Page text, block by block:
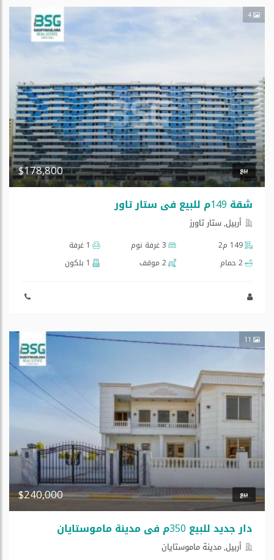
4
بيع $178,800
شقة 149م للبیع فی ستار تاور
أربيل, ستار تاورز
149 م2 3 غرفة نوم
1 غرفة
2 حمام
2 موقف 1 بلكون
11
بيع $240,000
دار جدید للبیع 350م في مدینة ماموستایان
أربيل, مدینة ماموستایان